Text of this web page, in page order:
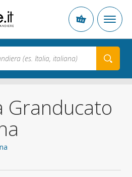
Granducato